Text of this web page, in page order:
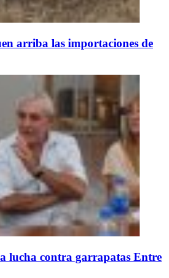
arriba las importaciones de
lucha contra garrapatas Entre